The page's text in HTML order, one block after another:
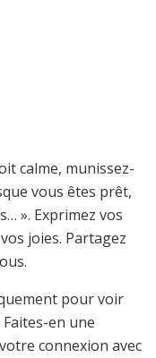
calme, munissez-
vous êtes prêt,
». Exprimez vos
joies. Partagez
pour voir
en une
connexion avec